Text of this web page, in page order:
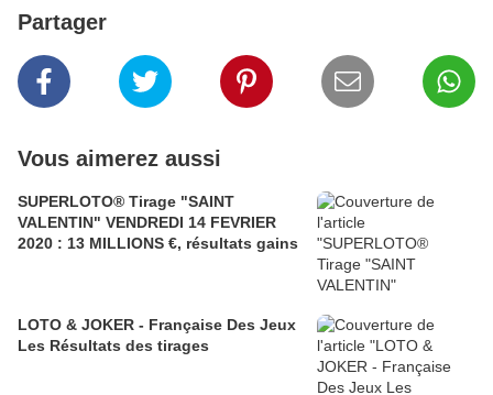
Partager
Vous aimerez aussi
SUPERLOTO® Tirage "SAINT
VALENTIN" VENDREDI 14 FEVRIER
2020 : 13 MILLIONS €, résultats gains
LOTO & JOKER - Française Des Jeux
Les Résultats des tirages